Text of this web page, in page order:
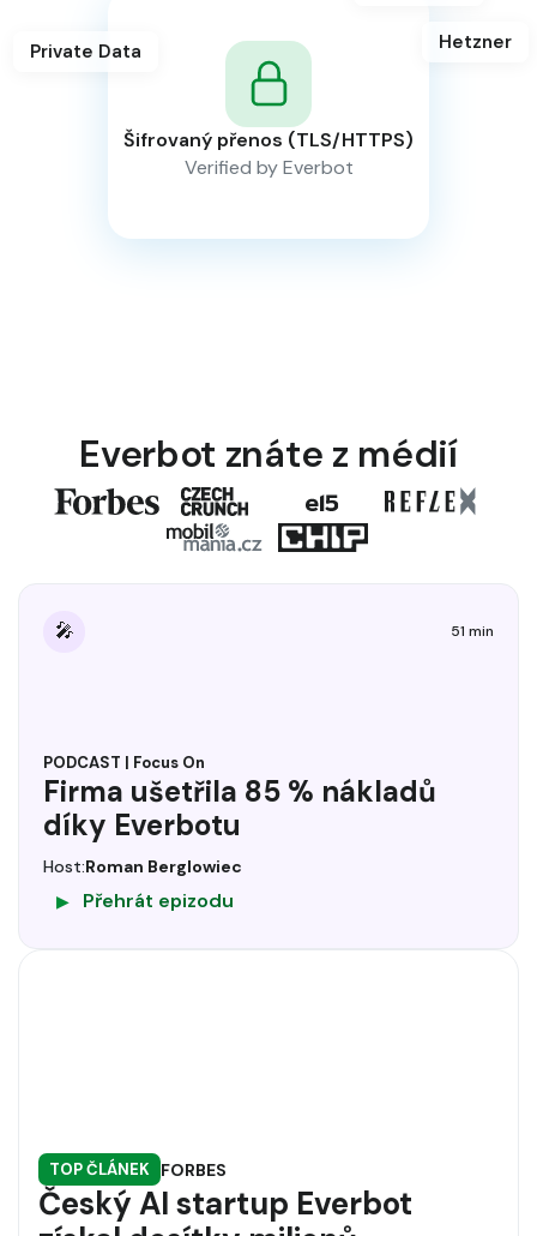
Šifrovaný přenos (TLS/HTTPS)
Verified by Everbot
Hetzner
Private Data
Everbot znáte z médií
🎤 51 min
PODCAST | Focus On
Firma ušetřila 85 % nákladů
díky Everbotu
Host:Roman Berglowiec
▶
Přehrát epizodu
TOP ČLÁNEK FORBES
Český AI startup Everbot